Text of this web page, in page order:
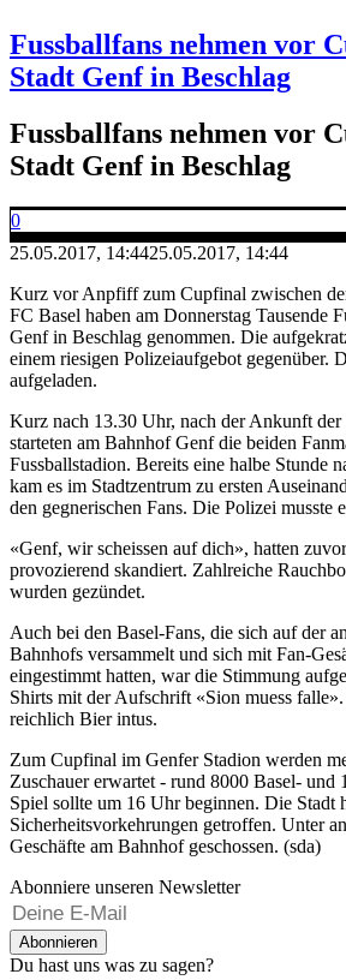
Fussballfans nehmen vor
Stadt Genf in Beschlag
Fussballfans nehmen vor
Stadt Genf in Beschlag
0
25.05.2017, 14:4425.05.2017, 14:44
Kurz vor Anpfiff zum Cupfinal zwischen
FC Basel haben am Donnerstag Tausende
Genf in Beschlag genommen. Die
einem riesigen Polizeiaufgebot gegenüber.
aufgeladen.
Kurz nach 13.30 Uhr, nach der Ankunft der
starteten am Bahnhof Genf die beiden
Fussballstadion. Bereits eine halbe Stunde
kam es im Stadtzentrum zu ersten
den gegnerischen Fans. Die Polizei musste
«Genf, wir scheissen auf dich», hatten
provozierend skandiert. Zahlreiche
wurden gezündet.
Auch bei den Basel-Fans, die sich auf der
Bahnhofs versammelt und sich mit Fan-
eingestimmt hatten, war die Stimmung
Shirts mit der Aufschrift «Sion muess
reichlich Bier intus.
Zum Cupfinal im Genfer Stadion werden
Zuschauer erwartet - rund 8000 Basel- und
Spiel sollte um 16 Uhr beginnen. Die Stadt
Sicherheitsvorkehrungen getroffen. Unter
Geschäfte am Bahnhof geschossen. (sda)
Abonniere unseren Newsletter
Abonnieren
Du hast uns was zu sagen?